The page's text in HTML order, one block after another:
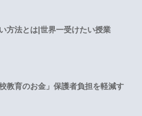
方法とは|世界一受けたい授業
教育のお金」保護者負担を軽減す